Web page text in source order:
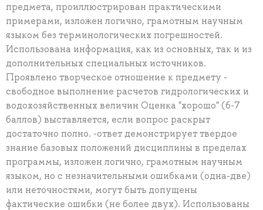
предмета, проиллюстрирован практическими
примерами, изложен логично, грамотным научным
языком без терминологических погрешностей.
Использована информация, как из основных, так и из
дополнительных специальных источников.
Проявлено творческое отношение к предмету -
свободное выполнение расчетов гидрологических и
водохозяйственных величин Оценка "хорошо" (6-7
баллов) выставляется, если вопрос раскрыт
достаточно полно. -ответ демонстрирует твердое
знание базовых положений дисциплины в пределах
программы, изложен логично, грамотным научным
языком, но с незначительными ошибками (одна-две)
или неточностями, могут быть допущены
фактические ошибки (не более двух). Использованы